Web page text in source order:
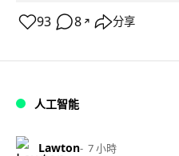
93 8 ↗ 分享
人工智能
Lawton 7 小時